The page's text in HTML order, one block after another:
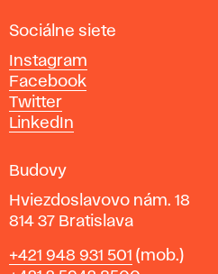
ý
c
h
u
m
e
í
v
r
Sociálne siete
Instagram
Facebook
Twitter
LinkedIn
Budovy
Hviezdoslavovo nám. 18
814 37 Bratislava
Telefón
+421 948 931 501 (mob.)